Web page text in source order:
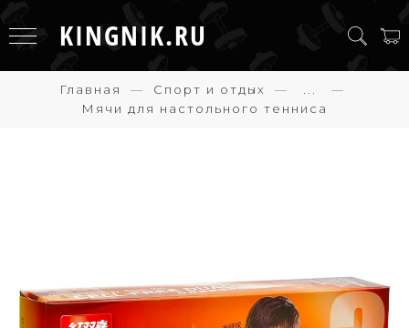
KINGNIK.RU
Главная Спорт и отдых
Мячи для настольного тенниса